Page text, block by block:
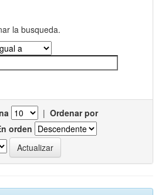
la busqueda.
| Ordenar por
orden